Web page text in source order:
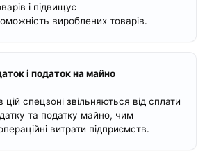
і підвищує
вироблених товарів.
і податок на майно
цій спецзоні звільняються від сплати
та податку майно, чим
витрати підприємств.